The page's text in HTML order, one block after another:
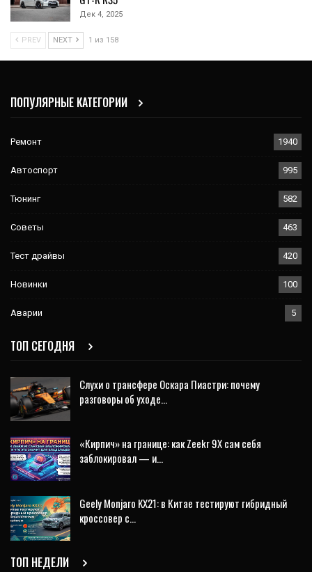
Дек 4, 2025
PREV NEXT 1 из 158
ПОПУЛЯРНЫЕ КАТЕГОРИИ
Ремонт 1940
Автоспорт 995
Тюнинг 582
Советы 463
Тест драйвы 420
Новинки 100
Аварии 5
ТОП СЕГОДНЯ
Слухи о трансфере Оскара Пиастри: почему
разговоры об уходе…
«Кирпич» на границе: как Zeekr 9X сам себя
заблокировал — и…
Geely Monjaro KX21: в Китае тестируют гибридный
кроссовер с…
ТОП НЕДЕЛИ